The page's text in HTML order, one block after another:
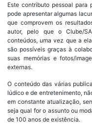
Este contributo pessoal para
pode apresentar algumas
que comprovem os
autor, pelo que o Clube/
conteúdos, uma vez que a
são possíveis graças à
suas memórias e fotos/
externas.
O conteúdo das várias
lúdico e de entretenimento,
em constante atualização,
seja qual for o assunto ou
de 100 anos de existência.